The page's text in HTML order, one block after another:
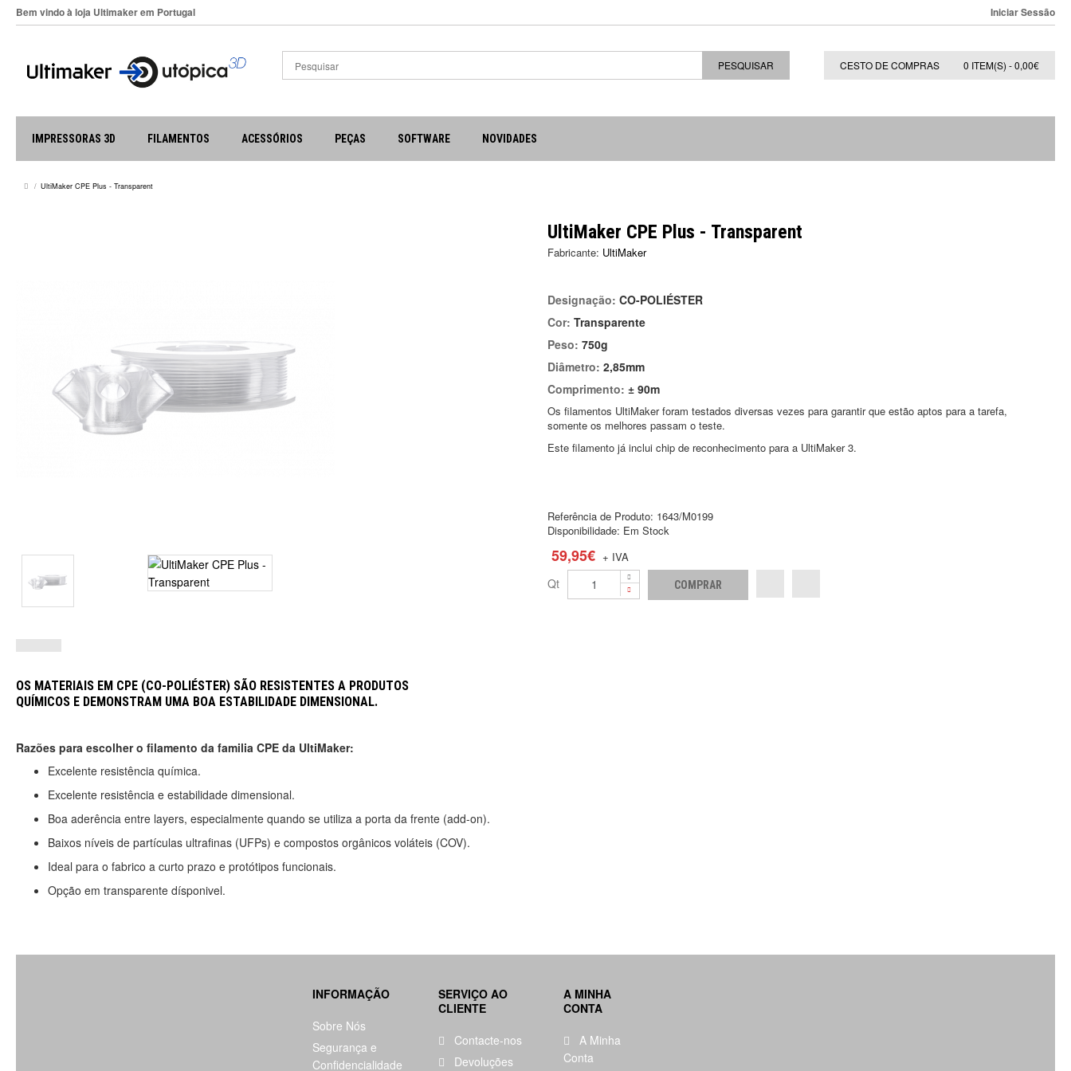
Bem vindo à loja Ultimaker em Portugal Iniciar Sessão
PESQUISAR CESTO DE COMPRAS 0 ITEM(S) - 0,00€
IMPRESSORAS 3D FILAMENTOS ACESSÓRIOS PEÇAS SOFTWARE NOVIDADES
UltiMaker CPE Plus - Transparent
UltiMaker CPE Plus - Transparent
Fabricante: UltiMaker
Designação: CO-POLIÉSTER
Cor: Transparente
Peso: 750g
Diâmetro: 2,85mm
Comprimento: ± 90m
Os filamentos UltiMaker foram testados diversas vezes para garantir que estão aptos para a tarefa,
somente os melhores passam o teste.
Este filamento já inclui chip de reconhecimento para a UltiMaker 3.
Referência de Produto: 1643/M0199
Disponibilidade: Em Stock
59,95€ + IVA
Qt
OS MATERIAIS EM CPE (CO-POLIÉSTER) SÃO RESISTENTES A PRODUTOS
QUÍMICOS E DEMONSTRAM UMA BOA ESTABILIDADE DIMENSIONAL.
Razões para escolher o filamento da familia CPE da UltiMaker:
Excelente resistência química.
Excelente resistência e estabilidade dimensional.
Boa aderência entre layers, especialmente quando se utiliza a porta da frente (add-on).
Baixos níveis de partículas ultrafinas (UFPs) e compostos orgânicos voláteis (COV).
Ideal para o fabrico a curto prazo e protótipos funcionais.
Opção em transparente dísponivel.
INFORMAÇÃO
Sobre Nós
Segurança e
Confidencialidade
SERVIÇO AO
CLIENTE
Contacte-nos
Devoluções
A MINHA
CONTA
A Minha
Conta